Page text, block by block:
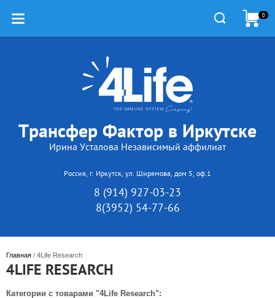
Трансфер Фактор в Иркутске
Ирина Усталова Независимый аффилиат
Россия, г. Иркутск, ул. Ширямова, дом 5, оф.1
8 (914) 927-03-23
8(3952) 54-77-66
0
Главная / 4Life Research
4LIFE RESEARCH
Категории с товарами "4Life Research":